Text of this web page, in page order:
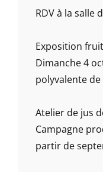
RDV à la salle
Exposition
Dimanche 4
polyvalente
Atelier de jus
Campagne
partir de